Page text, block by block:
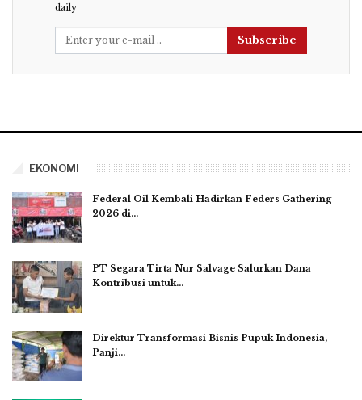
daily
Subscribe
EKONOMI
Federal Oil Kembali Hadirkan Feders Gathering
2026 di…
PT Segara Tirta Nur Salvage Salurkan Dana
Kontribusi untuk…
Direktur Transformasi Bisnis Pupuk Indonesia,
Panji…